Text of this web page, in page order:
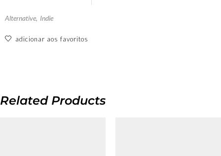
Alternative, Indie
adicionar aos favoritos
Related Products